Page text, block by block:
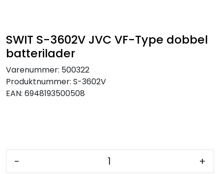
SWIT S-3602V JVC VF-Type dobbel
batterilader
Varenummer: 500322
Produktnummer: S-3602V
EAN: 6948193500508
- +